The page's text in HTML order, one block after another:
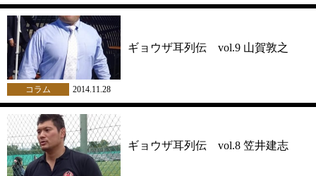
ギョウザ耳列伝 vol.9 山賀敦之
コラム 2014.11.28
ギョウザ耳列伝 vol.8 笠井建志